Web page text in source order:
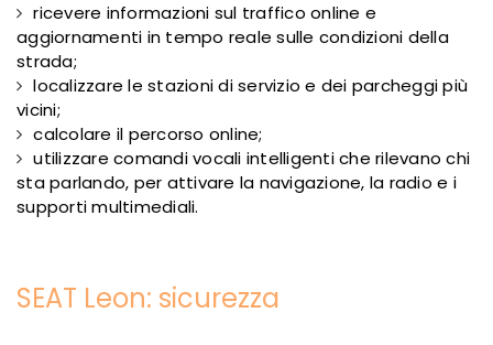
ricevere informazioni sul traffico online e
aggiornamenti in tempo reale sulle condizioni della
strada;
localizzare le stazioni di servizio e dei parcheggi più
vicini;
calcolare il percorso online;
utilizzare comandi vocali intelligenti che rilevano chi
sta parlando, per attivare la navigazione, la radio e i
supporti multimediali.
SEAT Leon: sicurezza